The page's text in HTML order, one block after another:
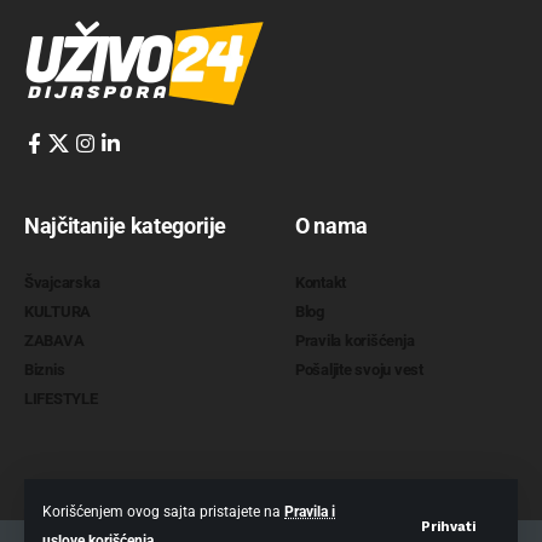
Korišćenjem ovog sajta pristajete na Pravila i
Prihvati
Najčitanije kategorije O nama